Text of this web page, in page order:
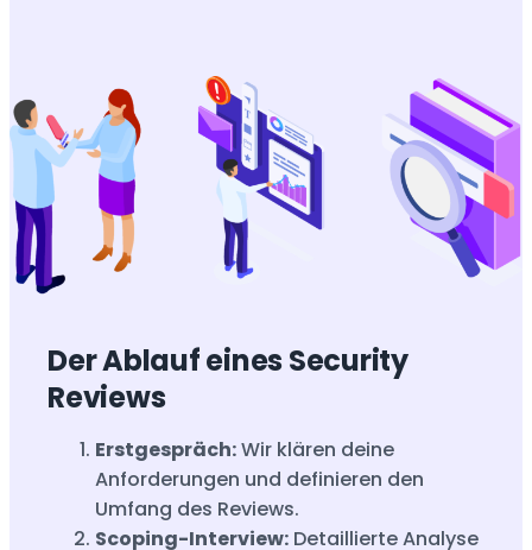
Der Ablauf eines Security
Reviews
Erstgespräch:Wir klären deine
Anforderungen und definieren den
Umfang des Reviews.
Scoping-Interview: Detaillierte Analyse